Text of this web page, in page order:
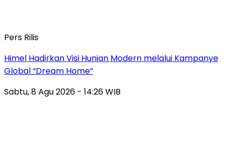
Pers Rilis
Himel Hadirkan Visi Hunian Modern melalui Kampanye
Global “Dream Home”
Sabtu, 8 Agu 2026 - 14:26 WIB